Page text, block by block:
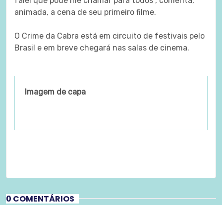
animada, a cena de seu primeiro filme.
O Crime da Cabra está em circuito de festivais pelo
Brasil e em breve chegará nas salas de cinema.
Imagem de capa
0 COMENTÁRIOS